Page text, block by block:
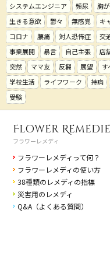
システムエンジニア
頻尿 胸
生きる意欲
鬱々 無感覚 キ
コロナ
腰痛 対人恐怖症 交
事業展開
暴言 自己主張 店
突然
ママ友 反芻 展望 す
学校生活
ライフワーク 持病
受験
Flower
フラワーレメディ
フラワーレメディって何？
フラワーレメディの使い方
38種類のレメディの指標
災害用のレメディ
Q&A（よくある質問）